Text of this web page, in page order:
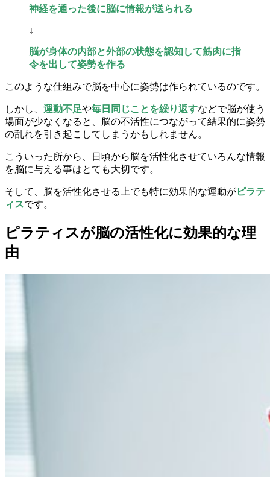
神経を通った後に脳に情報が送られる
↓
脳が身体の内部と外部の状態を認知して筋肉に指
令を出して姿勢を作る
このような仕組みで脳を中心に姿勢は作られているのです。
しかし、 運動不足や毎日同じことを繰り返すなどで脳が使う
場面が少なくなると、脳の不活性につながって結果的に姿勢
の乱れを引き起こしてしまうかもしれません。
こういった所から、日頃から脳を活性化させていろんな情報
を脳に与える事はとても大切です。
そして、脳を活性化させる上でも特に効果的な運動がピラテ
ィスです。
ピラティスが脳の活性化に効果的な理
由